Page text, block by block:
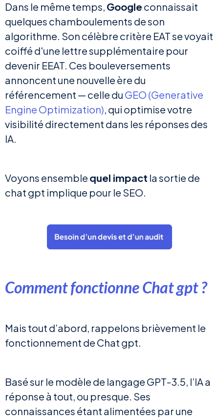
Dans le même temps, Google connaissait
quelques chamboulements de son
algorithme. Son célèbre critère EAT se voyait
coiffé d'une lettre supplémentaire pour
devenir EEAT. Ces bouleversements
annoncent une nouvelle ère du
référencement — celle du GEO (Generative
Engine Optimization), qui optimise votre
visibilité directement dans les réponses des
IA.
Voyons ensemble quel impact la sortie de
chat gpt implique pour le SEO.
Comment fonctionne Chat gpt ?
Mais tout d’abord, rappelons brièvement le
fonctionnement de Chat gpt.
Basé sur le modèle de langage GPT-3.5, l’IA a
réponse à tout, ou presque. Ses
connaissances étant alimentées par une